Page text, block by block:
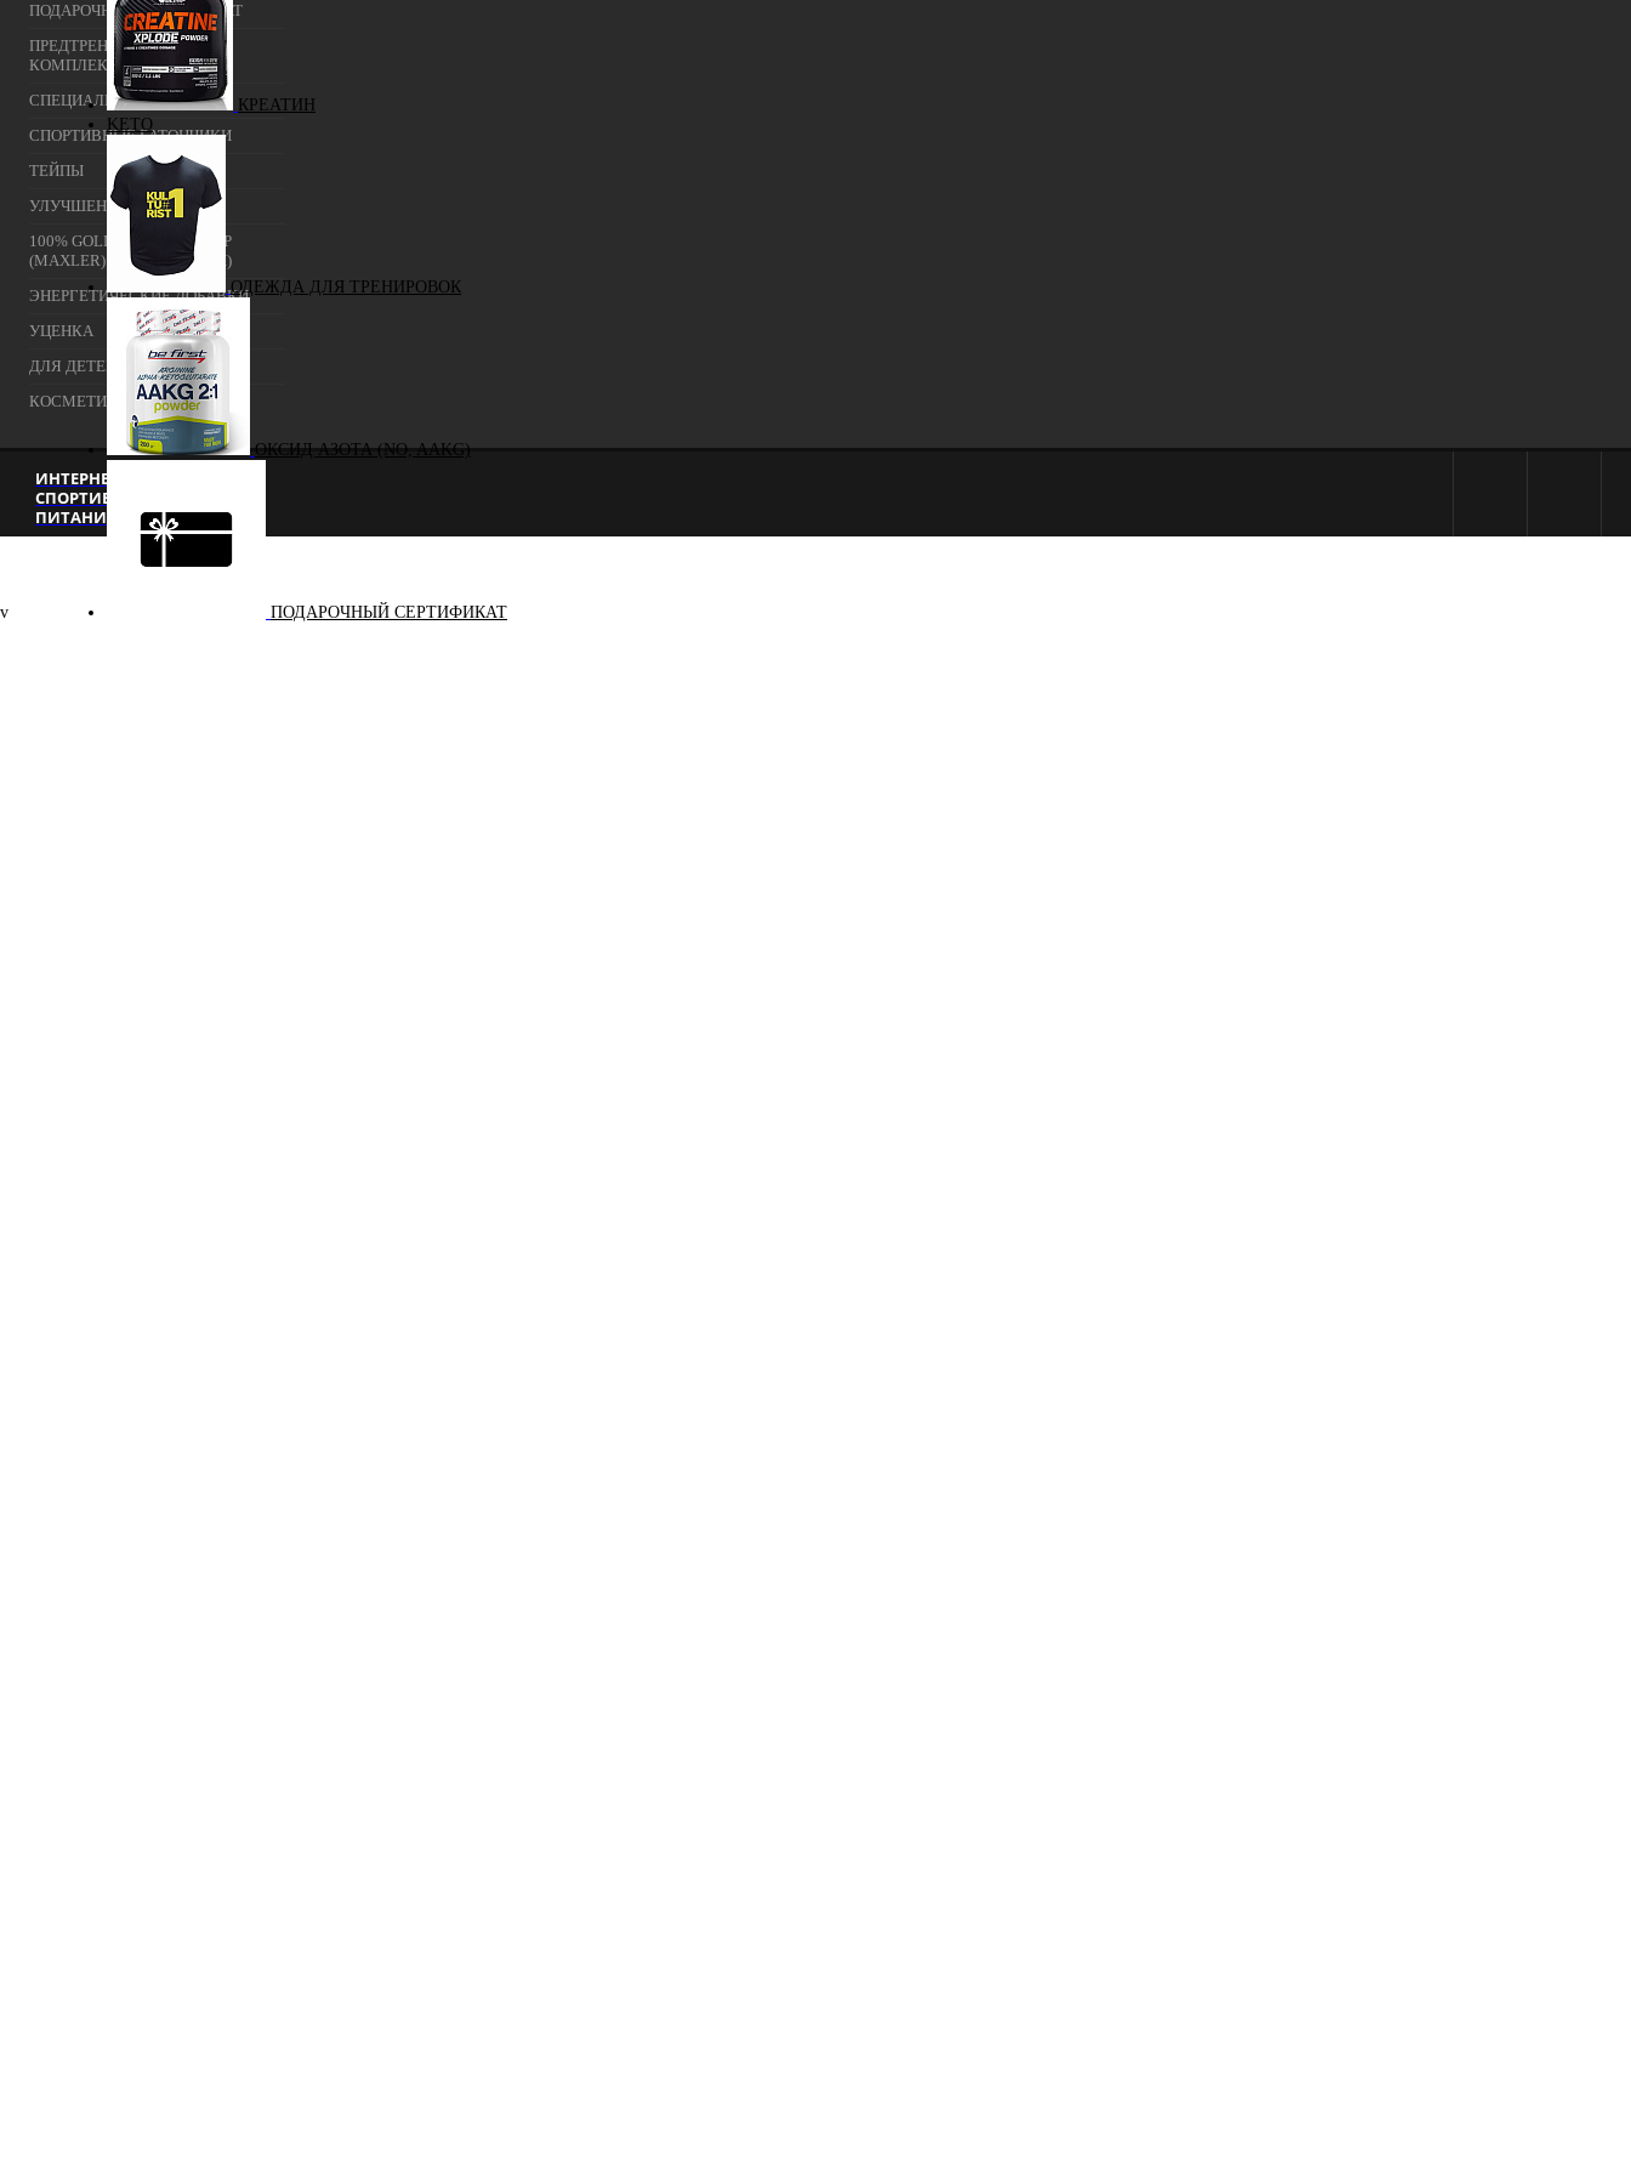
КРЕАТИН
KETO
ОДЕЖДА ДЛЯ ТРЕНИРОВОК
ОКСИД АЗОТА (NO, AAKG)
ПОДАРОЧНЫЙ СЕРТИФИКАТ
ПОДАРОЧНЫЙ СЕРТИФИКАТ
ПРЕДТРЕНИРОВОЧНЫЕ
КОМПЛЕКСЫ
СПЕЦИАЛЬНЫЕ ДОБАВКИ
СПОРТИВНЫЕ БАТОНЧИКИ
ТЕЙПЫ
УЛУЧШЕНИЕ СНА
100% GOLDEN BCAA 210 ГР
(MAXLER) (НАТУРАЛЬНЫЙ)
ЭНЕРГЕТИЧЕСКИЕ ДОБАВКИ
УЦЕНКА
ДЛЯ ДЕТЕЙ
КОСМЕТИКА
ИНТЕРНЕТ-МАГАЗИН
СПОРТИВНОГО
ПИТАНИЯ Г. МОСКВА
v